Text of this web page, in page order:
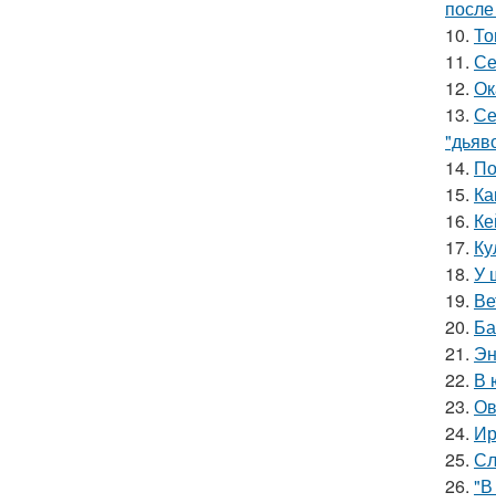
10.
11.
12.
13.
14.
15.
16.
17.
18. У
19.
20.
21.
22. В
23.
24.
25.
26. "В